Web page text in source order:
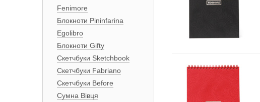
Fenimore
Блокноти Pininfarina
Egolibro
Блокноти Gifty
Скетчбуки Sketchbook
Скетчбуки Fabriano
Скетчбуки Before
Сумна Вівця